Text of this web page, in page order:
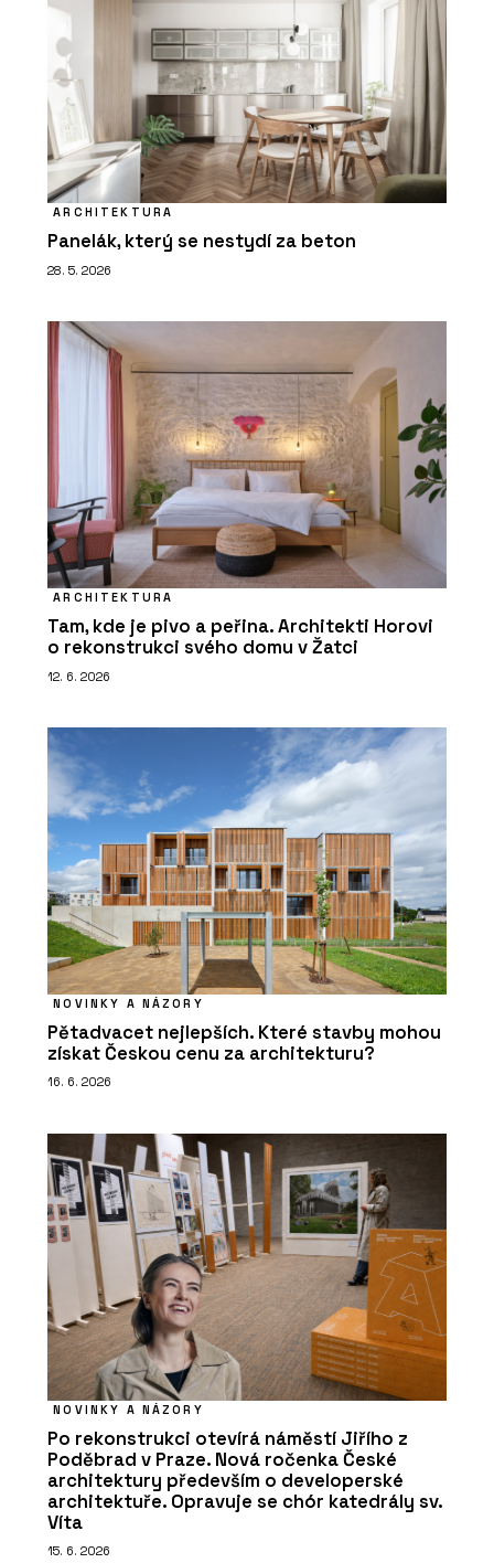
ARCHITEKTURA
Panelák, který se nestydí za beton
28. 5. 2026
ARCHITEKTURA
Tam, kde je pivo a peřina. Architekti Horovi
o rekonstrukci svého domu v Žatci
12. 6. 2026
NOVINKY A NÁZORY
Pětadvacet nejlepších. Které stavby mohou
získat Českou cenu za architekturu?
16. 6. 2026
NOVINKY A NÁZORY
Po rekonstrukci otevírá náměstí Jiřího z
Poděbrad v Praze. Nová ročenka České
architektury především o developerské
architektuře. Opravuje se chór katedrály sv.
Víta
15. 6. 2026